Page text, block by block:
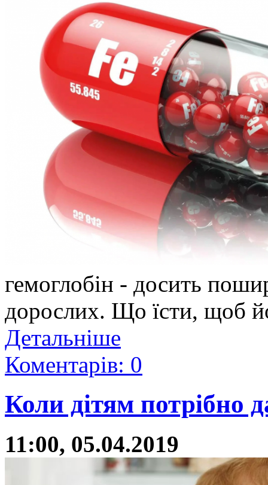
гемоглобін - досить
дорослих. Що їсти, щоб
Детальніше
Коментарів: 0
Коли дітям потрібно
11:00, 05.04.2019